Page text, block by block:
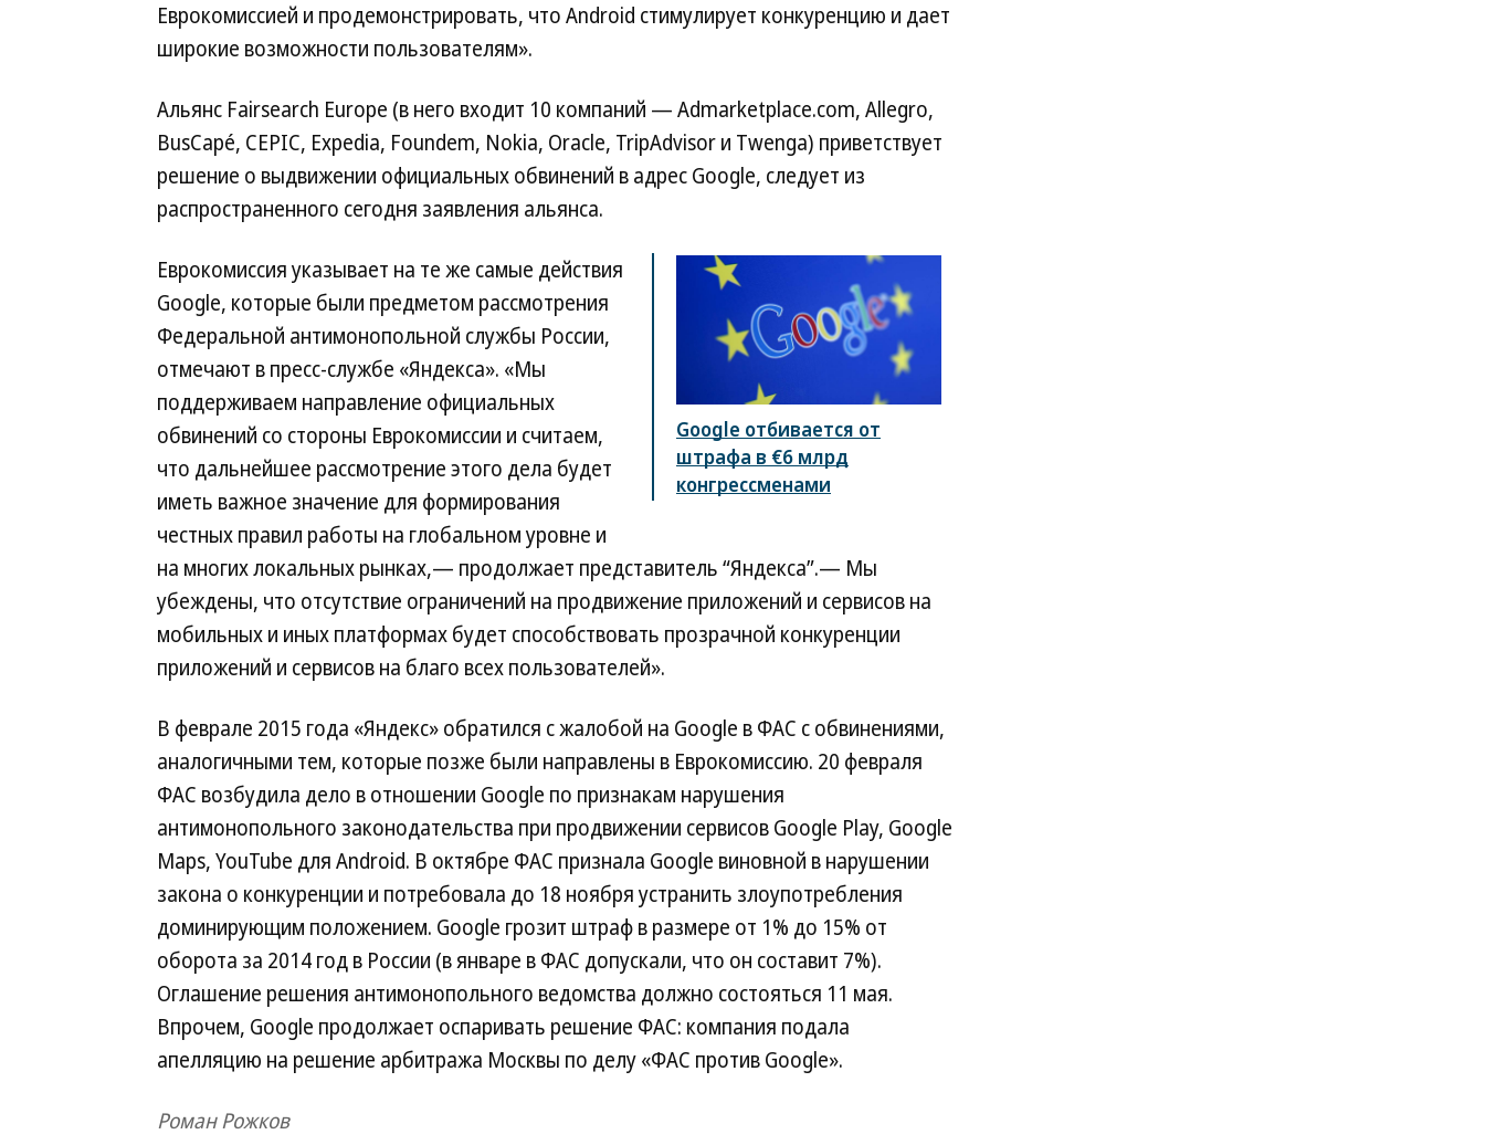
Еврокомиссией и продемонстрировать, что Android стимулирует конкуренцию и дает
широкие возможности пользователям».
Альянс Fairsearch Europe (в него входит 10 компаний — Admarketplace.com, Allegro,
BusCapé, CEPIC, Expedia, Foundem, Nokia, Oracle, TripAdvisor и Twenga) приветствует
решение о выдвижении официальных обвинений в адрес Google, следует из
распространенного сегодня заявления альянса.
Google отбивается от
штрафа в €6 млрд
конгрессменами
Еврокомиссия указывает на те же самые действия
Google, которые были предметом рассмотрения
Федеральной антимонопольной службы России,
отмечают в пресс-службе «Яндекса». «Мы
поддерживаем направление официальных
обвинений со стороны Еврокомиссии и считаем,
что дальнейшее рассмотрение этого дела будет
иметь важное значение для формирования
честных правил работы на глобальном уровне и
на многих локальных рынках,— продолжает представитель “Яндекса”.— Мы
убеждены, что отсутствие ограничений на продвижение приложений и сервисов на
мобильных и иных платформах будет способствовать прозрачной конкуренции
приложений и сервисов на благо всех пользователей».
В феврале 2015 года «Яндекс» обратился с жалобой на Google в ФАС с обвинениями,
аналогичными тем, которые позже были направлены в Еврокомиссию. 20 февраля
ФАС возбудила дело в отношении Google по признакам нарушения
антимонопольного законодательства при продвижении сервисов Google Play, Google
Maps, YouTube для Android. В октябре ФАС признала Google виновной в нарушении
закона о конкуренции и потребовала до 18 ноября устранить злоупотребления
доминирующим положением. Google грозит штраф в размере от 1% до 15% от
оборота за 2014 год в России (в январе в ФАС допускали, что он составит 7%).
Оглашение решения антимонопольного ведомства должно состояться 11 мая.
Впрочем, Google продолжает оспаривать решение ФАС: компания подала
апелляцию на решение арбитража Москвы по делу «ФАС против Google».
Роман Рожков